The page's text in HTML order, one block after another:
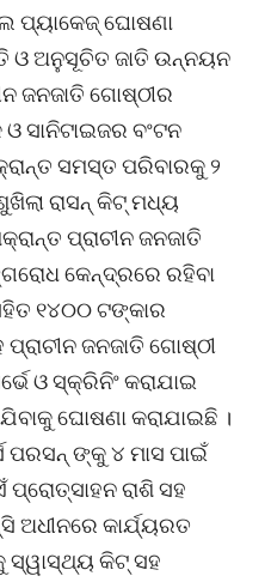
ପ୍ୟାକେଜ୍ ଘୋଷଣା
ଓ ଅନୁସୂଚିତ ଜାତି ଉନ୍ନୟନ
ଜନଜାତି ଗୋଷ୍ଠୀର
ସାନିଟାଇଜର ବଂଟନ
ସମସ୍ତ ପରିବାରକୁ ୨
ରାସନ୍ କିଟ୍ ମଧ୍ୟ
ପ୍ରାଚୀନ ଜନଜାତି
କେନ୍ଦ୍ରରେ ରହିବା
୧୪୦୦ ଟଙ୍କାର
ଜନଜାତି ଗୋଷ୍ଠୀ
ଓ ସ୍କ୍ରିନିଂ କରାଯାଇ
ଘୋଷଣା କରାଯାଇଛି ।
ଙ୍କୁ ୪ ମାସ ପାଇଁ
ପ୍ରୋତ୍ସାହନ ରାଶି ସହ
ଅଧୀନରେ କାର୍ଯ୍ୟରତ
ସ୍ୱାସ୍ଥ୍ୟ କିଟ୍ ସହ